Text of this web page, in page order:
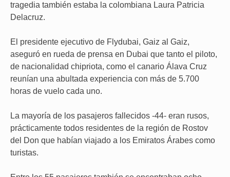
tragedia también estaba la colombiana Laura Patricia
Delacruz.
El presidente ejecutivo de Flydubai, Gaiz al Gaiz,
aseguró en rueda de prensa en Dubai que tanto el piloto,
de nacionalidad chipriota, como el canario Álava Cruz
reunían una abultada experiencia con más de 5.700
horas de vuelo cada uno.
La mayoría de los pasajeros fallecidos -44- eran rusos,
prácticamente todos residentes de la región de Rostov
del Don que habían viajado a los Emiratos Árabes como
turistas.